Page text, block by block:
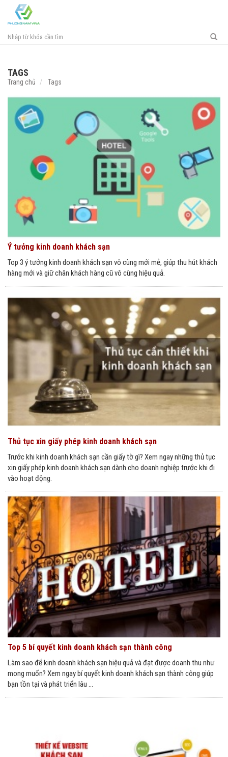
TAGS
Trang chủ Tags
Ý tưởng kinh doanh khách sạn
Top 3 ý tưởng kinh doanh khách sạn vô cùng mới mẻ, giúp thu hút khách
hàng mới và giữ chân khách hàng cũ vô cùng hiệu quả.
Thủ tục xin giấy phép kinh doanh khách sạn
Trước khi kinh doanh khách sạn cần giấy tờ gì? Xem ngay những thủ tục
xin giấy phép kinh doanh khách sạn dành cho doanh nghiệp trước khi đi
vào hoạt động.
Top 5 bí quyết kinh doanh khách sạn thành công
Làm sao để kinh doanh khách sạn hiệu quả và đạt được doanh thu như
mong muốn? Xem ngay bí quyết kinh doanh khách sạn thành công giúp
bạn tồn tại và phát triển lâu ...